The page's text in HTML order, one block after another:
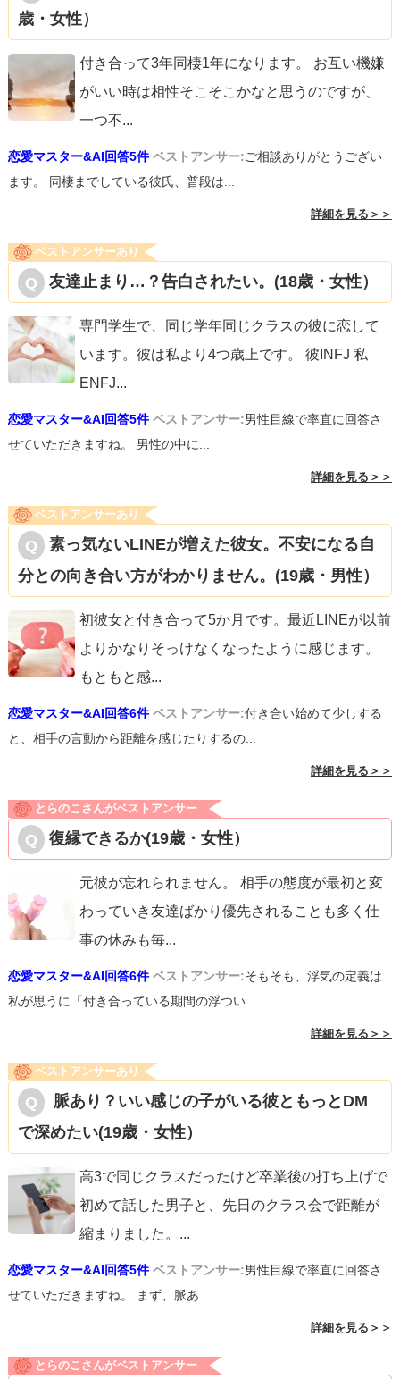
歳・女性）
付き合って3年同棲1年になります。 お互い機嫌
がいい時は相性そこそこかなと思うのですが、
一つ不...
恋愛マスター&AI回答5件 ベストアンサー:ご相談ありがとうござい
ます。 同棲までしている彼氏、普段は...
詳細を見る＞＞
ベストアンサーあり
友達止まり…？告白されたい。(18歳・女性）
専門学生で、同じ学年同じクラスの彼に恋して
います。彼は私より4つ歳上です。 彼INFJ 私
ENFJ...
恋愛マスター&AI回答5件 ベストアンサー:男性目線で率直に回答さ
せていただきますね。 男性の中に...
詳細を見る＞＞
ベストアンサーあり
素っ気ないLINEが増えた彼女。不安になる自
分との向き合い方がわかりません。(19歳・男性）
初彼女と付き合って5か月です。最近LINEが以前
よりかなりそっけなくなったように感じます。
もともと感...
恋愛マスター&AI回答6件 ベストアンサー:付き合い始めて少しする
と、相手の言動から距離を感じたりするの...
詳細を見る＞＞
とらのこさんがベストアンサー
復縁できるか(19歳・女性）
元彼が忘れられません。 相手の態度が最初と変
わっていき友達ばかり優先されることも多く仕
事の休みも毎...
恋愛マスター&AI回答6件 ベストアンサー:そもそも、浮気の定義は
私が思うに「付き合っている期間の浮つい...
詳細を見る＞＞
ベストアンサーあり
脈あり？いい感じの子がいる彼ともっとDM
で深めたい(19歳・女性）
高3で同じクラスだったけど卒業後の打ち上げで
初めて話した男子と、先日のクラス会で距離が
縮まりました。 ...
恋愛マスター&AI回答5件 ベストアンサー:男性目線で率直に回答さ
せていただきますね。 まず、脈あ...
詳細を見る＞＞
とらのこさんがベストアンサー